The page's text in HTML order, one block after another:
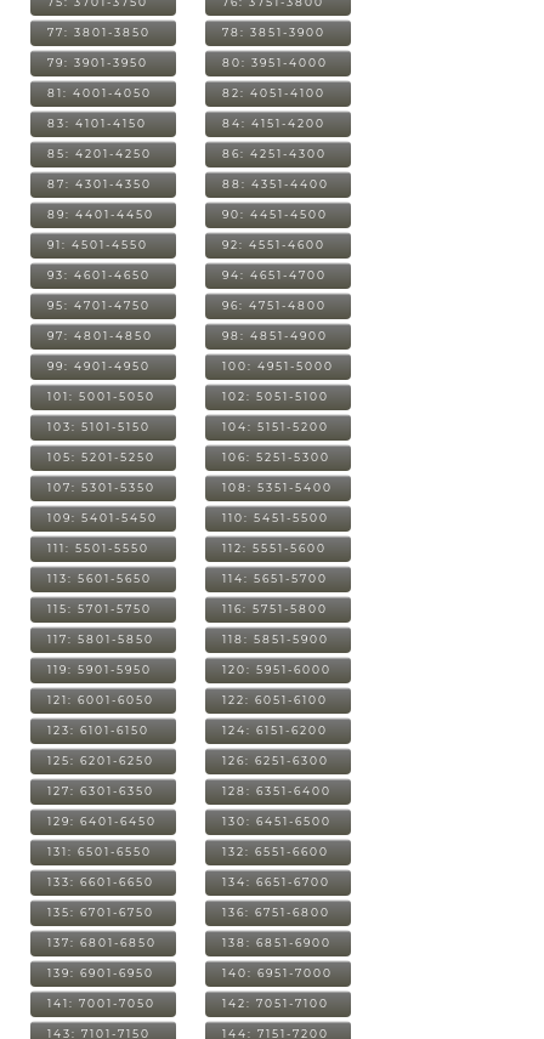
77: 3801-3850 78: 3851-3900
79: 3901-3950 80: 3951-4000
81: 4001-4050 82: 4051-4100
83: 4101-4150 84: 4151-4200
85: 4201-4250 86: 4251-4300
87: 4301-4350 88: 4351-4400
89: 4401-4450 90: 4451-4500
91: 4501-4550 92: 4551-4600
93: 4601-4650 94: 4651-4700
95: 4701-4750 96: 4751-4800
97: 4801-4850 98: 4851-4900
99: 4901-4950 100: 4951-5000
101: 5001-5050 102: 5051-5100
103: 5101-5150 104: 5151-5200
105: 5201-5250 106: 5251-5300
107: 5301-5350 108: 5351-5400
109: 5401-5450 110: 5451-5500
111: 5501-5550 112: 5551-5600
113: 5601-5650 114: 5651-5700
115: 5701-5750 116: 5751-5800
117: 5801-5850 118: 5851-5900
119: 5901-5950 120: 5951-6000
121: 6001-6050 122: 6051-6100
123: 6101-6150 124: 6151-6200
125: 6201-6250 126: 6251-6300
127: 6301-6350 128: 6351-6400
129: 6401-6450 130: 6451-6500
131: 6501-6550 132: 6551-6600
133: 6601-6650 134: 6651-6700
135: 6701-6750 136: 6751-6800
137: 6801-6850 138: 6851-6900
139: 6901-6950 140: 6951-7000
141: 7001-7050 142: 7051-7100
143: 7101-7150 144: 7151-7200